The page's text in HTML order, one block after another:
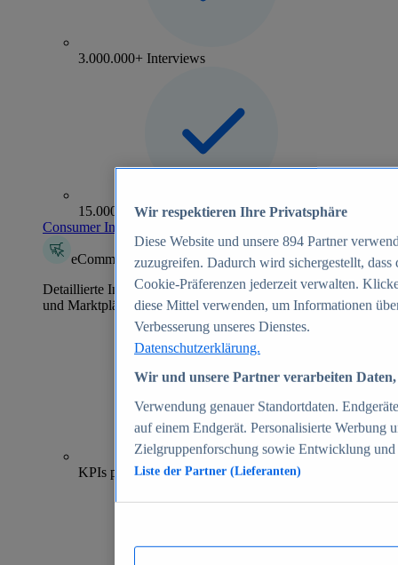
3.000.000+ Interviews
15.000+ Marken
Consumer Insights entdecken
eCommerce Insights
Detaillierte Informationen zu mehr als 39.000 Online-Shops
und Marktplätzen
70+
KPIs pro Shop
Wir respektieren Ihre Privatsphäre
Diese Website und unsere 894 Partner
zuzugreifen. Dadurch wird sichergestellt,
Cookie-Präferenzen jederzeit verwalten.
diese Mittel verwenden, um Informationen
Verbesserung unseres Dienstes.
Datenschutzerklärung.
Wir und unsere Partner verarbeiten
Verwendung genauer Standortdaten.
auf einem Endgerät. Personalisierte Werbung
Zielgruppenforschung sowie Entwicklung
Liste der Partner (Lieferanten)